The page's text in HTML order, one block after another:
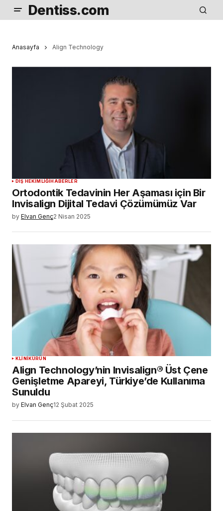
Dentiss.com
Anasayfa Align Technology
DIŞ HEKIMLIĞIHABERLER
Ortodontik Tedavinin Her Aşaması için Bir
Invisalign Dijital Tedavi Çözümümüz Var
by Elvan Genç2 Nisan 2025
KLINIKÜRÜN
Align Technology’nin Invisalign® Üst Çene
Genişletme Apareyi, Türkiye’de Kullanıma
Sunuldu
by Elvan Genç12 Şubat 2025